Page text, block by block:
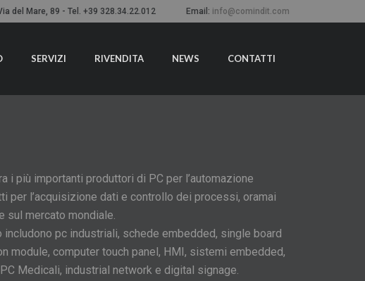
del Mare, 89 - Tel. +39 328.34.22.012 Email: info@comindit.com
SERVIZI RIVENDITA NEWS CONTATTI
i più importanti produttori di PC per l’automazione
per l’acquisizione dati e controllo dei processi, oramai
sul mercato mondiale.
pc industriali, schede embedded, single board
module, computer touch panel, HMI, sistemi embedded,
Medicali, industrial network e digital signage.